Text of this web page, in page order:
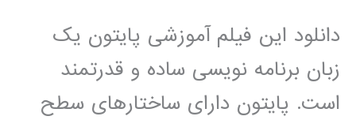
دانلود این فیلم آموزشی پایتون یک
زبان برنامه نویسی ساده و قدرتمند
است. پایتون دارای ساختارهای سطح